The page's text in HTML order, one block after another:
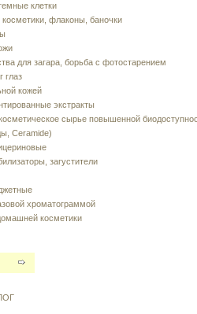
клетки
косметики, флаконы, баночки
для загара, борьба с фотостарением
глаз
кожей
экстракты
сырье повышенной
Ceramide)
загустители
хроматограммой
косметики